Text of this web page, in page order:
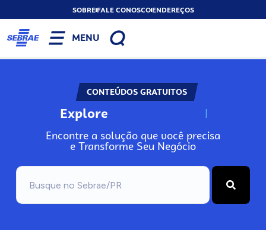
SOBREFALE CONOSCOENDEREÇOS
MENU
CONTEÚDOS GRATUITOS
Explore N
Encontre a solução que você precisa
e Transforme Seu Negócio